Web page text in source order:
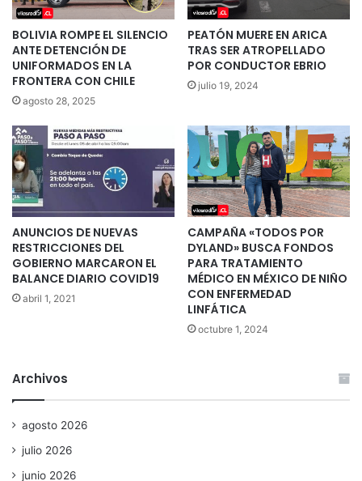
BOLIVIA ROMPE EL SILENCIO
ANTE DETENCIÓN DE
UNIFORMADOS EN LA
FRONTERA CON CHILE
agosto 28, 2025
PEATÓN MUERE EN ARICA
TRAS SER ATROPELLADO
POR CONDUCTOR EBRIO
julio 19, 2024
ANUNCIOS DE NUEVAS
RESTRICCIONES DEL
GOBIERNO MARCARON EL
BALANCE DIARIO COVID19
abril 1, 2021
CAMPAÑA «TODOS POR
DYLAND» BUSCA FONDOS
PARA TRATAMIENTO
MÉDICO EN MÉXICO DE NIÑO
CON ENFERMEDAD
LINFÁTICA
octubre 1, 2024
Archivos
agosto 2026
julio 2026
junio 2026